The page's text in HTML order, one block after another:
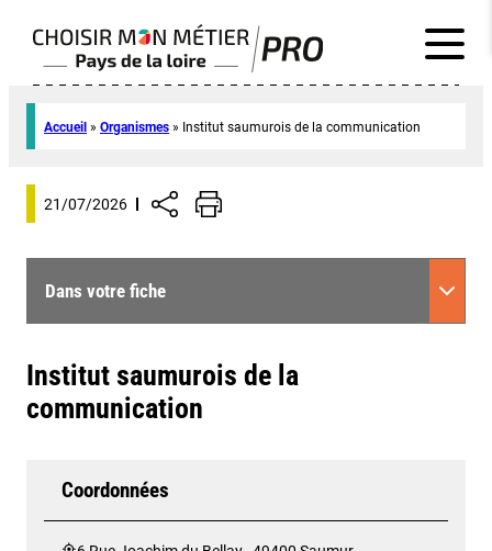
Accueil » Organismes » Institut saumurois de la communication
21/07/2026
Dans votre fiche
Institut saumurois de la
communication
Coordonnées